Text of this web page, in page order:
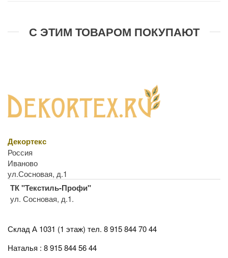
С ЭТИМ ТОВАРОМ ПОКУПАЮТ
Декортекс
Россия
Иваново
ул.Сосновая, д.1
ТК "Текстиль-Профи"
ул. Сосновая, д.1.
Склад А 1031 (1 этаж) тел. 8 915 844 70 44
Наталья : 8 915 844 56 44